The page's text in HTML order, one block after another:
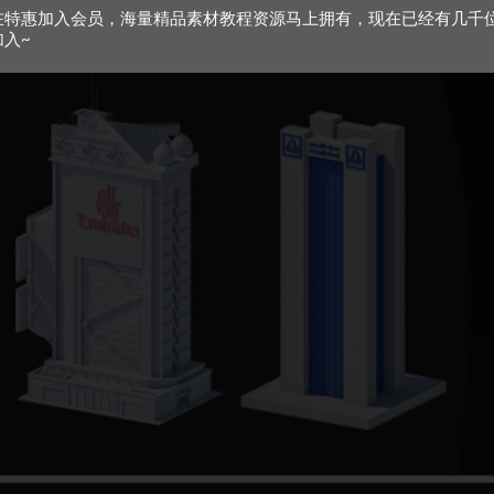
特惠加入会员，海量精品素材教程资源马上拥有，现在已经有几千
入~